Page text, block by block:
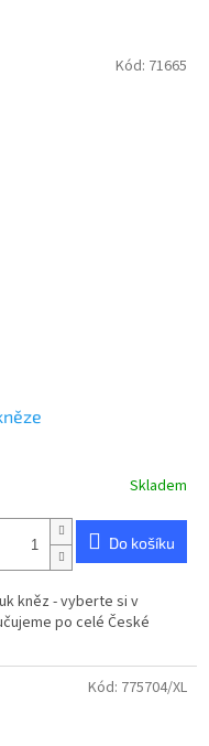
Skladem
Do košíku
kněz - vyberte si v
po celé České
Kód: 71665
Kód: 775704/XL